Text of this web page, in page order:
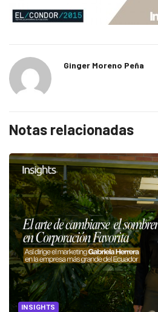
Ginger Moreno Peña
Notas relacionadas
INSIGHTS